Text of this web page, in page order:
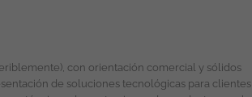
de soluciones tecnológicas para clientes